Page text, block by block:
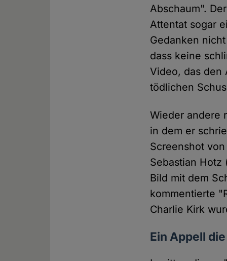
Abschaum". Der
Attentat sogar
Gedanken
dass keine
Video, das den
tödlichen
Wieder andere
in dem er
Screenshot
Sebastian
Bild mit dem
kommentierte
Charlie Kirk
Ein Appell